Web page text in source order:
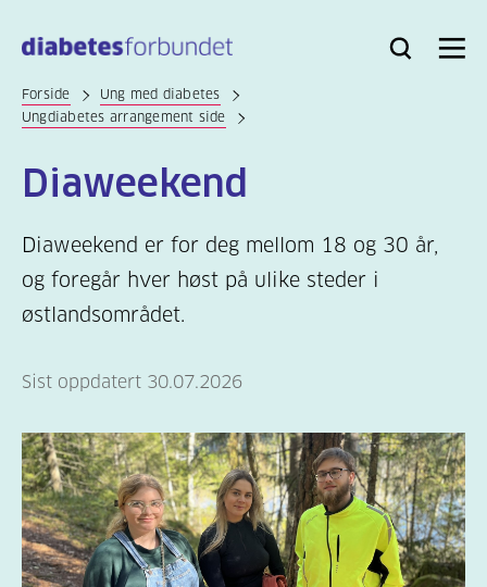
hovedinnhold
Bli
Logg
Søk Meny
Forside
Ung med diabetes
Ungdiabetes arrangement side
Diaweekend
Diaweekend er for deg mellom 18 og 30 år,
og foregår hver høst på ulike steder i
østlandsområdet.
Sist oppdatert 30.07.2026